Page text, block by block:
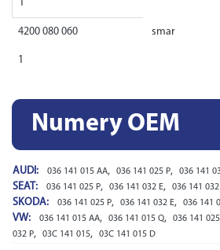
4200 080 060 smar
1
Numery OEM
AUDI: 036 141 015 AA, 036 141 025 P, 036 141
SEAT: 036 141 025 P, 036 141 032 E, 036 141 032
SKODA: 036 141 025 P, 036 141 032 E, 036 141
VW: 036 141 015 AA, 036 141 015 Q, 036 141
032 P, 03C 141 015, 03C 141 015 D